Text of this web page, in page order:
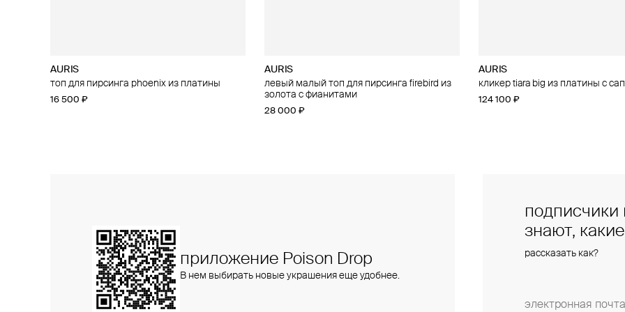
AURIS
топ для пирсинга phoenix из платины
16 500 ₽
AURIS
левый малый топ для пирсинга firebird из
золота с фианитами
28 000 ₽
AURIS
кликер tiara big из платины с
124 100 ₽
AURIS
малый топ для пирсинга flower из платины
с бриллиантами
AURIS
большой топ для пирсинга threeleaf из
золота с бриллиантами
25 800 ₽
AURIS
малый топ для пирсинга
15 400 ₽
подписчики
знают,
рассказать как?
приложение Poison Drop
В нем выбирать новые украшения еще удобнее.